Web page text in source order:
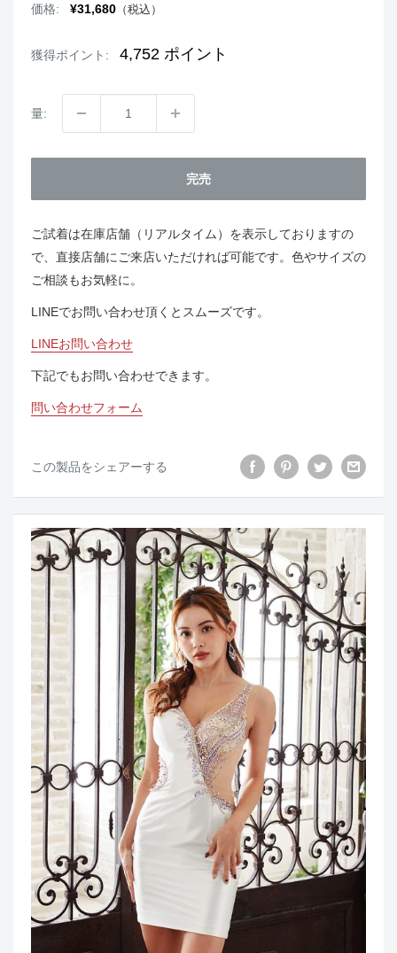
価格:
販
¥31,680 （税込）
獲得ポイント: 4,752 ポイント
量:
完売
ご試着は在庫店舗（リアルタイム）を表示しておりますの
で、直接店舗にご来店いただければ可能です。色やサイズの
ご相談もお気軽に。
LINEでお問い合わせ頂くとスムーズです。
LINEお問い合わせ
下記でもお問い合わせできます。
問い合わせフォーム
この製品をシェアーする